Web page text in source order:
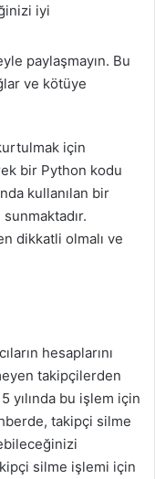
iyi
paylaşmayın. Bu
ve kötüye
için
bir Python kodu
kullanılan bir
dikkatli olmalı ve
hesaplarını
takipçilerden
yılında bu işlem için
takipçi silme
silme işlemi için